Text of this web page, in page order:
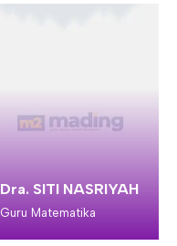
Dra. SITI NASRIYAH
Guru Matematika